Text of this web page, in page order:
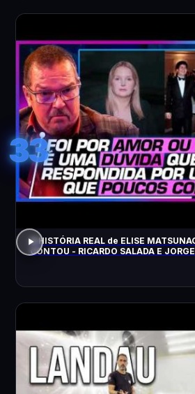
33
A HISTÓRIA REAL de ELISE
CONTOU - RICARDO SALADA E